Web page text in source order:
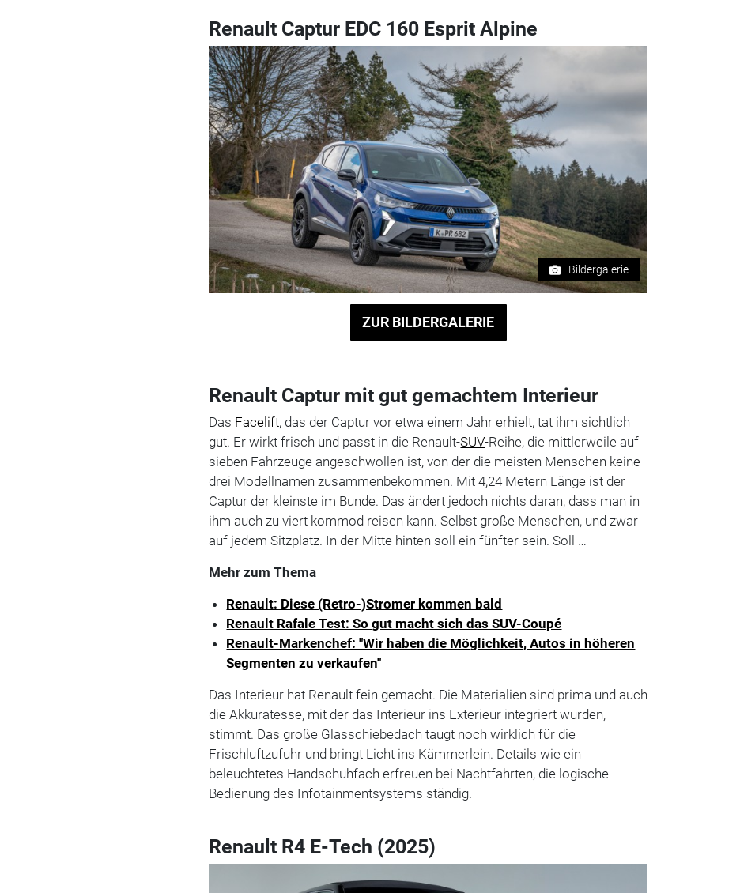
Renault Captur EDC 160 Esprit Alpine
Bildergalerie
ZUR BILDERGALERIE
Renault Captur mit gut gemachtem Interieur
Das Facelift, das der Captur vor etwa einem Jahr erhielt, tat ihm sichtlich
gut. Er wirkt frisch und passt in die Renault-SUV-Reihe, die mittlerweile auf
sieben Fahrzeuge angeschwollen ist, von der die meisten Menschen keine
drei Modellnamen zusammenbekommen. Mit 4,24 Metern Länge ist der
Captur der kleinste im Bunde. Das ändert jedoch nichts daran, dass man in
ihm auch zu viert kommod reisen kann. Selbst große Menschen, und zwar
auf jedem Sitzplatz. In der Mitte hinten soll ein fünfter sein. Soll …
Mehr zum Thema
Renault: Diese (Retro-)Stromer kommen bald
Renault Rafale Test: So gut macht sich das SUV-Coupé
Renault-Markenchef: "Wir haben die Möglichkeit, Autos in höheren
Segmenten zu verkaufen"
Das Interieur hat Renault fein gemacht. Die Materialien sind prima und auch
die Akkuratesse, mit der das Interieur ins Exterieur integriert wurden,
stimmt. Das große Glasschiebedach taugt noch wirklich für die
Frischluftzufuhr und bringt Licht ins Kämmerlein. Details wie ein
beleuchtetes Handschuhfach erfreuen bei Nachtfahrten, die logische
Bedienung des Infotainmentsystems ständig.
Renault R4 E-Tech (2025)